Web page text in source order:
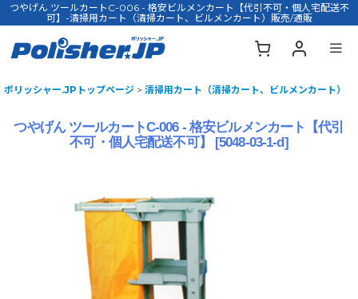
つやげん ツールカートC-006 - 格安ビルメンカート【代引不可・個人宅配送不
可】-清掃用カート（清掃カート、ビルメンカート）販売/通販
ポリッシャー.JPトップページ > 清掃用カート（清掃カート、ビルメンカート）
つやげん ツールカートC-006 - 格安ビルメンカート【代引
不可・個人宅配送不可】
[5048-03-1-d]